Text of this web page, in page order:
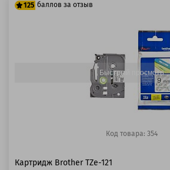
125 баллов за отзыв
Быстрый просмотр
Код товара: 354
Картридж Brother TZe-121